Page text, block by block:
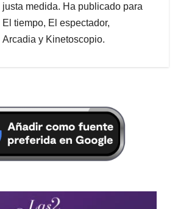
justa medida. Ha publicado para
El tiempo, El espectador,
Arcadia y Kinetoscopio.